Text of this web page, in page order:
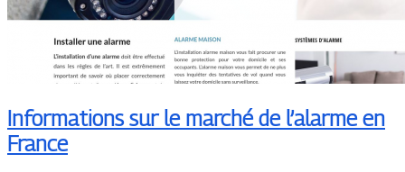
Informations sur le marché de l’alarme en
France